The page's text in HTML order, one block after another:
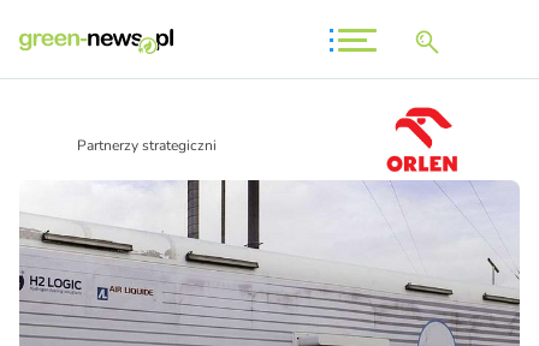
Partnerzy strategiczni